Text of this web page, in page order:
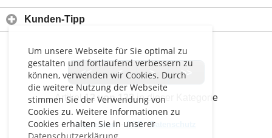
Um unsere Webseite für Sie optimal zu
gestalten und fortlaufend verbessern zu
können, verwenden wir Cookies. Durch
die weitere Nutzung der Webseite
stimmen Sie der Verwendung von
Cookies zu. Weitere Informationen zu
Cookies erhalten Sie in unserer
Kunden-Tipp
<< < > >>
Artikel12 von 133in dieser Kategorie
Impressum-AGB-Datenschutz